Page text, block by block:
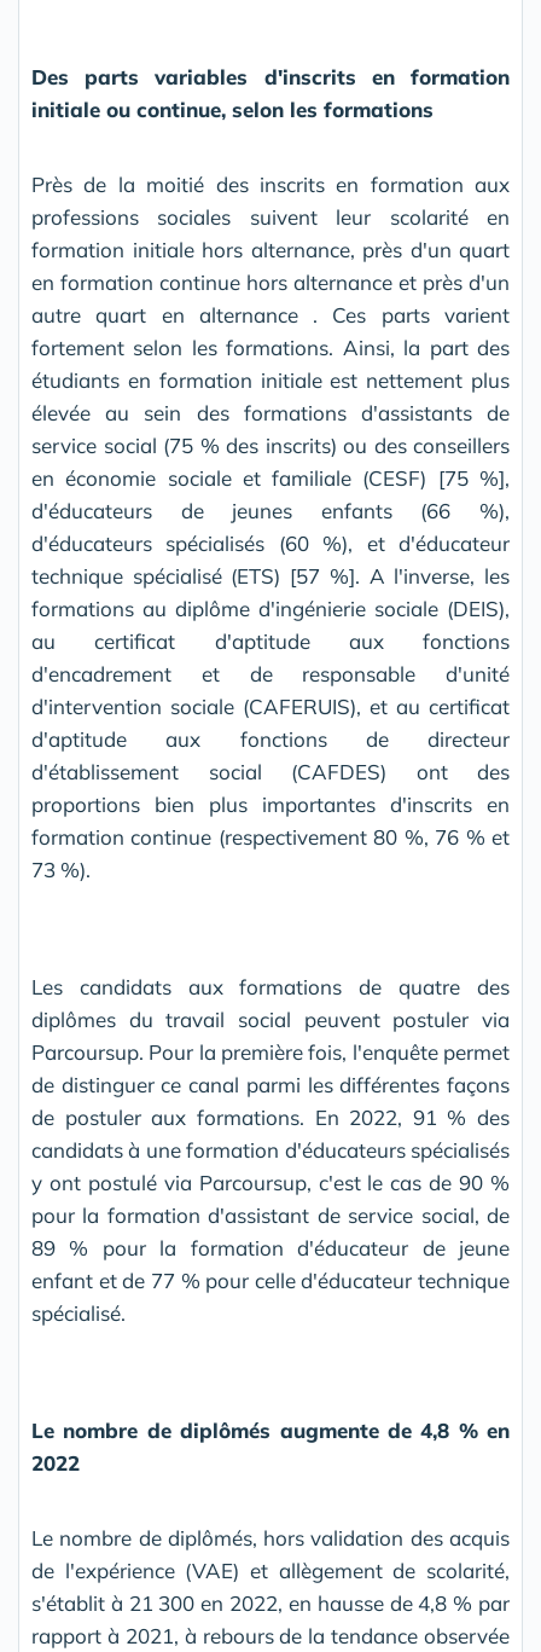
Des parts variables d'inscrits en formation
initiale ou continue, selon les formations
Près de la moitié des inscrits en formation aux
professions sociales suivent leur scolarité en
formation initiale hors alternance, près d'un quart
en formation continue hors alternance et près d'un
autre quart en alternance . Ces parts varient
fortement selon les formations. Ainsi, la part des
étudiants en formation initiale est nettement plus
élevée au sein des formations d'assistants de
service social (75 % des inscrits) ou des conseillers
en économie sociale et familiale (CESF) [75 %],
d'éducateurs de jeunes enfants (66 %),
d'éducateurs spécialisés (60 %), et d'éducateur
technique spécialisé (ETS) [57 %]. A l'inverse, les
formations au diplôme d'ingénierie sociale (DEIS),
au certificat d'aptitude aux fonctions
d'encadrement et de responsable d'unité
d'intervention sociale (CAFERUIS), et au certificat
d'aptitude aux fonctions de directeur
d'établissement social (CAFDES) ont des
proportions bien plus importantes d'inscrits en
formation continue (respectivement 80 %, 76 % et
73 %).
Les candidats aux formations de quatre des
diplômes du travail social peuvent postuler via
Parcoursup. Pour la première fois, l'enquête permet
de distinguer ce canal parmi les différentes façons
de postuler aux formations. En 2022, 91 % des
candidats à une formation d'éducateurs spécialisés
y ont postulé via Parcoursup, c'est le cas de 90 %
pour la formation d'assistant de service social, de
89 % pour la formation d'éducateur de jeune
enfant et de 77 % pour celle d'éducateur technique
spécialisé.
Le nombre de diplômés augmente de 4,8 % en
2022
Le nombre de diplômés, hors validation des acquis
de l'expérience (VAE) et allègement de scolarité,
s'établit à 21 300 en 2022, en hausse de 4,8 % par
rapport à 2021, à rebours de la tendance observée